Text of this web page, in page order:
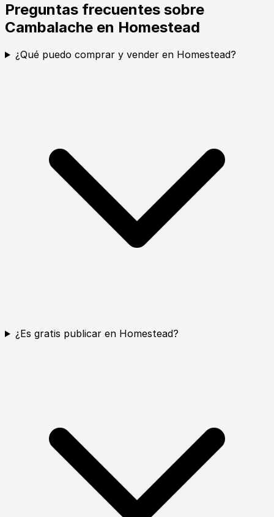
Preguntas frecuentes sobre
Cambalache en Homestead
¿Qué puedo comprar y vender en Homestead?
¿Es gratis publicar en Homestead?